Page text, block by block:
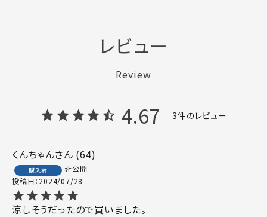
レビュー
Review
4.67 3
くんちゃん 64
購入者
非公開
投稿日 2024/07/28
涼しそうだったので買いました。